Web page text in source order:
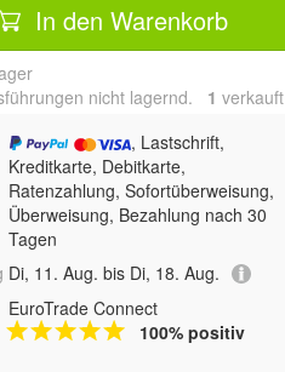
In den Warenkorb
nicht lagernd. 1 verkauft
, Lastschrift,
Kreditkarte, Debitkarte,
Ratenzahlung, Sofortüberweisung,
Überweisung, Bezahlung nach 30
Tagen
Di, 11. Aug. bis Di, 18. Aug.
EuroTrade Connect
100% positiv